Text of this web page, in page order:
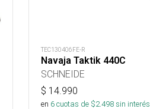
TEC130406FE-R
Navaja Taktik 440C
SCHNEIDE
$ 14.990
en 6cuotas de $2.498sin interés